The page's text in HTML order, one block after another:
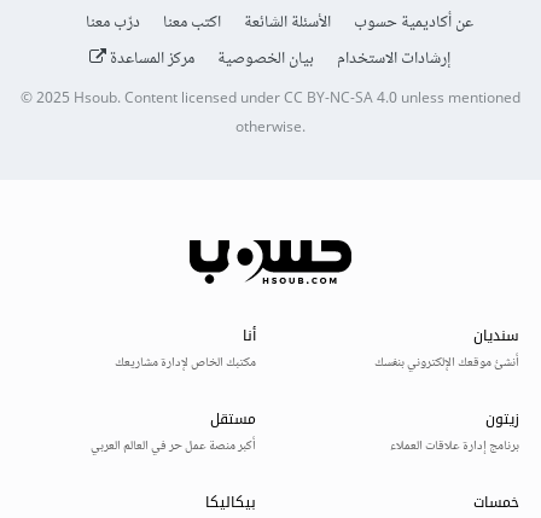
عن أكاديمية حسوب الأسئلة الشائعة اكتب معنا
درّب معنا
إرشادات الاستخدام
بيان الخصوصية مركز المساعدة
© 2025Hsoub.Content licensed underCC BY-NC-SA 4.0unless mentioned
otherwise.